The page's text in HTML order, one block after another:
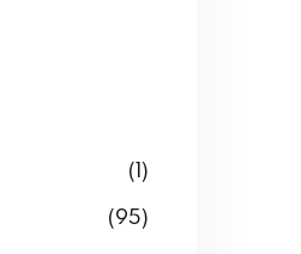
(1)
(95)